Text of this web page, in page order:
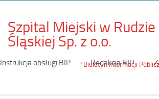
Szpital Miejski w Rudzie
Śląskiej Sp. z o.o.
43/
Biuletyn Informacji
Instrukcja obsługi BIP Redakcja BIP